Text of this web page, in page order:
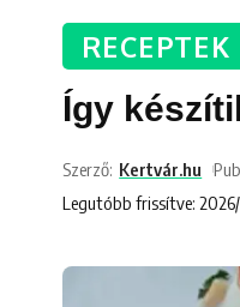
Így
Legutóbb frissítve:
Szerző: Kertvár.hu